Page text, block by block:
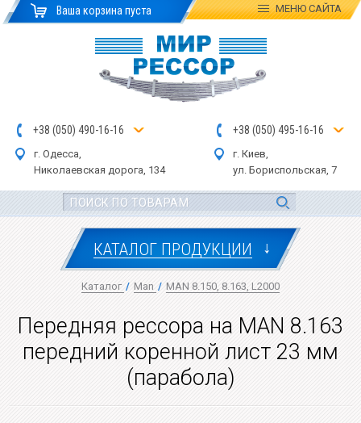
Ваша корзина пуста МЕНЮСАЙТА
+38 (050) 490-16-16
г. Одесса,
Николаевская дорога, 134
+38 (050) 495-16-16
г. Киев,
ул. Бориспольская, 7
КАТАЛОГ ПРОДУКЦИИ ↓
Каталог / Man / MAN 8.150, 8.163, L2000
Передняя рессора на MAN 8.163
передний коренной лист 23 мм
(парабола)